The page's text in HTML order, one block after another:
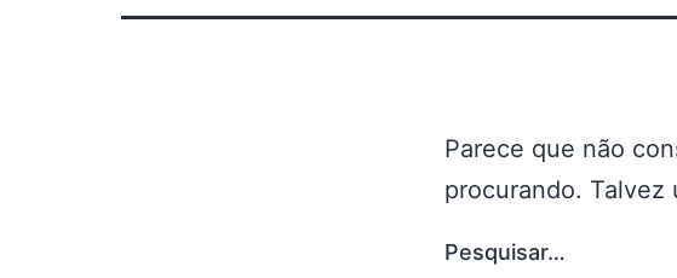
Parece que não
procurando. Talvez
Pesquisar…